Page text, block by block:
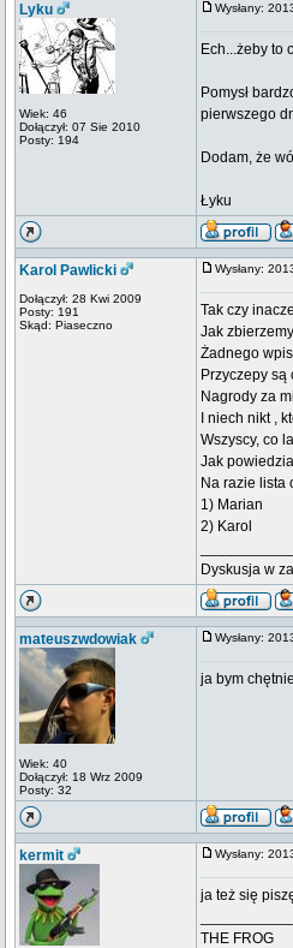
Lyku
Wiek: 46
Dołączył: 07 Sie 2010
Posty: 194
Wysłany:
Ech...żeby to
Pomysł
pierwszego
Dodam, że
Łyku
Karol Pawlicki
Dołączył: 28 Kwi 2009
Posty: 191
Skąd: Piaseczno
Wysłany:
Tak czy
Jak
Żadnego
Przyczepy są
Nagrody za
I niech nikt ,
Wszyscy, co
Jak
Na razie lista
1) Marian
2) Karol
Dyskusja w
mateuszwdowiak
Wiek: 40
Dołączył: 18 Wrz 2009
Posty: 32
Wysłany:
ja bym
kermit Wysłany:
ja też się
THE FROG